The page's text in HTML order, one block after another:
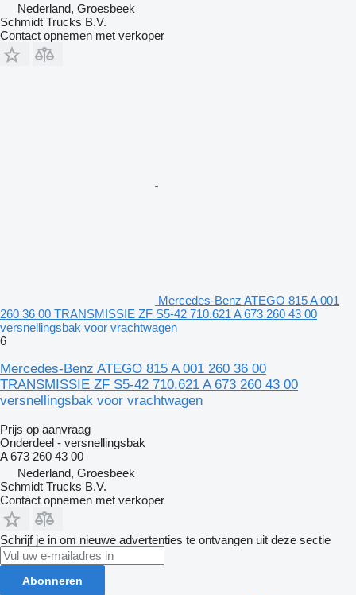
Nederland, Groesbeek
Schmidt Trucks B.V.
Contact opnemen met verkoper
Mercedes-Benz ATEGO 815 A 001
260 36 00 TRANSMISSIE ZF S5-42 710.621 A 673 260 43 00
versnellingsbak voor vrachtwagen
6
Mercedes-Benz ATEGO 815 A 001 260 36 00
TRANSMISSIE ZF S5-42 710.621 A 673 260 43 00
versnellingsbak voor vrachtwagen
Prijs op aanvraag
Onderdeel - versnellingsbak
A 673 260 43 00
Nederland, Groesbeek
Schmidt Trucks B.V.
Contact opnemen met verkoper
Schrijf je in om nieuwe advertenties te ontvangen uit deze sectie
Abonneren